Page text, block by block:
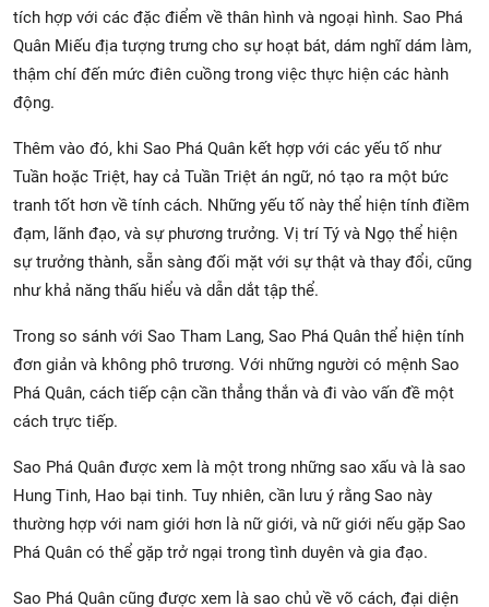
tích hợp với các đặc điểm về thân hình và ngoại hình. Sao Phá
Quân Miếu địa tượng trưng cho sự hoạt bát, dám nghĩ dám làm,
thậm chí đến mức điên cuồng trong việc thực hiện các hành
động.
Thêm vào đó, khi Sao Phá Quân kết hợp với các yếu tố như
Tuần hoặc Triệt, hay cả Tuần Triệt án ngữ, nó tạo ra một bức
tranh tốt hơn về tính cách. Những yếu tố này thể hiện tính điềm
đạm, lãnh đạo, và sự phương trưởng. Vị trí Tý và Ngọ thể hiện
sự trưởng thành, sẵn sàng đối mặt với sự thật và thay đổi, cũng
như khả năng thấu hiểu và dẫn dắt tập thể.
Trong so sánh với Sao Tham Lang, Sao Phá Quân thể hiện tính
đơn giản và không phô trương. Với những người có mệnh Sao
Phá Quân, cách tiếp cận cần thẳng thắn và đi vào vấn đề một
cách trực tiếp.
Sao Phá Quân được xem là một trong những sao xấu và là sao
Hung Tinh, Hao bại tinh. Tuy nhiên, cần lưu ý rằng Sao này
thường hợp với nam giới hơn là nữ giới, và nữ giới nếu gặp Sao
Phá Quân có thể gặp trở ngại trong tình duyên và gia đạo.
Sao Phá Quân cũng được xem là sao chủ về võ cách, đại diện